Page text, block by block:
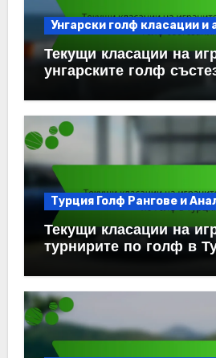
Унгарски голф класации и
Текущи класации на
унгарските голф
Турция Голф Рангове и
Текущи класации на
турнирите по голф в